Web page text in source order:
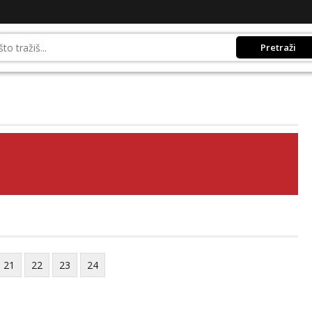
Pretraži
21 22 23 24